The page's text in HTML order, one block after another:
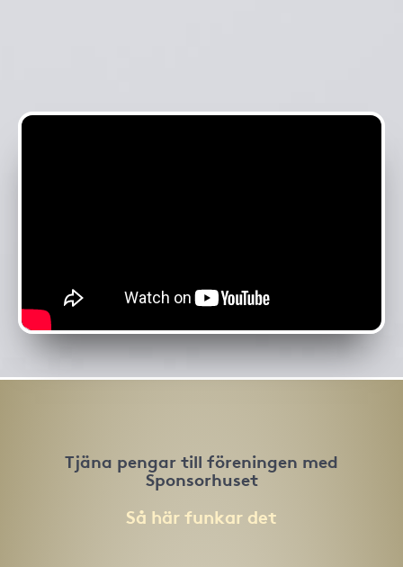
Tjäna pengar till föreningen med
Sponsorhuset
Så här funkar det